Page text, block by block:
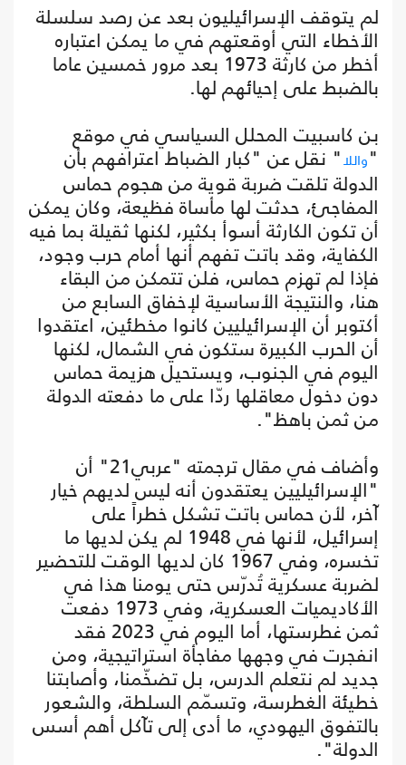
لم يتوقف الإسرائيليون بعد عن رصد سلسلة
الأخطاء التي أوقعتهم في ما يمكن اعتباره
أخطر من كارثة 1973 بعد مرور خمسين عاما
بالضبط على إحيائهم لها.
بن كاسبيت المحلل السياسي في موقع
"واللا" نقل عن "كبار الضباط اعترافهم بأن
الدولة تلقت ضربة قوية من هجوم حماس
المفاجئ، حدثت لها مأساة فظيعة، وكان يمكن
أن تكون الكارثة أسوأ بكثير، لكنها ثقيلة بما فيه
الكفاية، وقد باتت تفهم أنها أمام حرب وجود،
فإذا لم تهزم حماس، فلن تتمكن من البقاء
هنا، والنتيجة الأساسية لإخفاق السابع من
أكتوبر أن الإسرائيليين كانوا مخطئين، اعتقدوا
أن الحرب الكبيرة ستكون في الشمال، لكنها
اليوم في الجنوب، ويستحيل هزيمة حماس
دون دخول معاقلها ردّا على ما دفعته الدولة
من ثمن باهظ".
وأضاف في مقال ترجمته "عربي21" أن
"الإسرائيليين يعتقدون أنه ليس لديهم خيار
آخر، لأن حماس باتت تشكل خطراً على
إسرائيل، لأنها في 1948 لم يكن لديها ما
تخسره، وفي 1967 كان لديها الوقت للتحضير
لضربة عسكرية تُدرّس حتى يومنا هذا في
الأكاديميات العسكرية، وفي 1973 دفعت
ثمن غطرستها، أما اليوم في 2023 فقد
انفجرت في وجهها مفاجأة استراتيجية، ومن
جديد لم نتعلم الدرس، بل تضخّمنا، وأصابتنا
خطيئة الغطرسة، وتسمّم السلطة، والشعور
بالتفوق اليهودي، ما أدى إلى تآكل أهم أسس
الدولة".